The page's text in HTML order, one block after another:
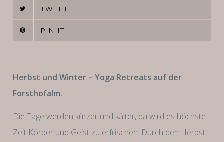
TWEET
PIN IT
Herbst und Winter – Yoga Retreats auf der
Forsthofalm.
Die Tage werden kürzer und kälter, da wird es höchste
Zeit Körper und Geist zu erfrischen. Durch den Herbst